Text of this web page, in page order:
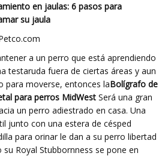
en jaulas: 6 pasos para
su jaula
a un perro que está aprendiendo
testaruda fuera de ciertas áreas y aun
para moverse, entonces laBolígrafo de
para perros MidWest Será una gran
un perro adiestrado en casa. Una
junto con una estera de césped
para orinar le dan a su perro libertad
Royal Stubbornness se pone en